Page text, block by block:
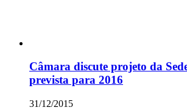
Câmara discute projeto da
prevista para 2016
31/12/2015